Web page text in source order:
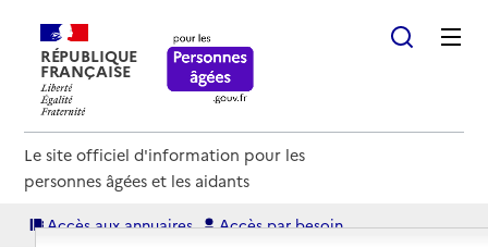
RÉPUBLIQUE
FRANÇAISE
Le site officiel d'information pour les
personnes âgées et les aidants
Accès aux annuaires Accès par besoin